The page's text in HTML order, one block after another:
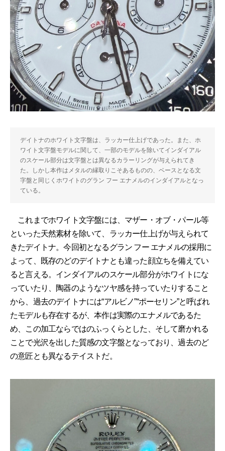
デイトナのホワイト文字盤は、ラッカー仕上げであった。また、ホ
ワイト文字盤モデルに関して、一部のモデルを除いてインダイアル
のスケール部分は文字盤とは異なるカラーリングが与えられてき
た。しかし本作はメタルの縁取りこそあるものの、ベースとなる文
字盤と同じくホワイトのグラン フー エナメルのインダイアルとなっ
ている。
これまでホワイト文字盤には、マザー・オブ・パール等
といった天然素材を除いて、ラッカー仕上げが与えられて
きたデイトナ。今回初となるグラン フー エナメルの採用に
よって、既存のどのデイトナとも違った顔立ちを備えてい
ると言える。インダイアルのスケール部分がホワイトにな
っていたり、陶器のようなツヤ感を持っていたりすること
から、過去のデイトナには“アルビノ”“ポーセリン”と呼ばれ
たモデルも存在するが、本作は実際のエナメルであるた
め、この加工ならではのふっくらとした、そして磨かれる
ことで光沢を出した質感の文字盤となっており、過去のど
の意匠とも異なるテイストだ。